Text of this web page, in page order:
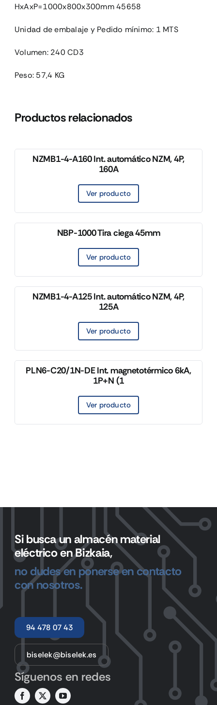
HxAxP=1000x800x300mm 45658
Unidad de embalaje y Pedido mínimo: 1 MTS
Volumen: 240 CD3
Peso: 57,4 KG
Productos relacionados
NZMB1-4-A160 Int. automático NZM, 4P,
160A
Ver producto
NBP-1000 Tira ciega 45mm
Ver producto
NZMB1-4-A125 Int. automático NZM, 4P,
125A
Ver producto
PLN6-C20/1N-DE Int. magnetotérmico 6kA,
1P+N (1
Ver producto
Si busca un almacén material
eléctrico en Bizkaia,
no dudes en ponerse en contacto
con nosotros.
94 478 07 43
biselek@biselek.es
Síguenos en redes